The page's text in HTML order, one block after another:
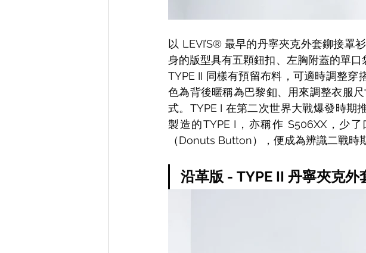
以 LEVI’S® 最早的丹寧夾克外套鉚接罩
身的版型具有五顆鈕扣、左胸附蓋的單
TYPE II 同樣有預留布料，可適時調整
色為背後暱稱為巴黎釦、用來調整衣服
式。TYPE I 在第二次世界大戰爆發時期
製造的TYPE I，亦稱作 S506XX，少
（Donuts Button），便成為辨識二戰時
沿革版 - TYPE II 丹寧夾克外